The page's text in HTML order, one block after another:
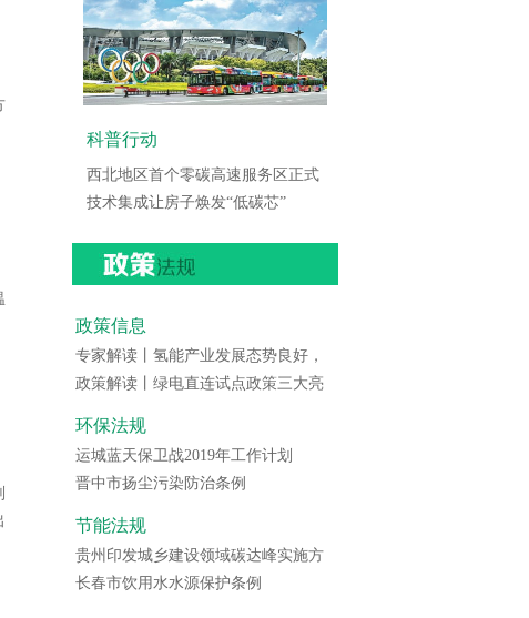
科普行动
西北地区首个零碳高速服务区正式
技术集成让房子焕发“低碳芯”
政策信息
专家解读丨氢能产业发展态势良好，
政策解读丨绿电直连试点政策三大亮
环保法规
运城蓝天保卫战2019年工作计划
晋中市扬尘污染防治条例
节能法规
贵州印发城乡建设领域碳达峰实施方
长春市饮用水水源保护条例